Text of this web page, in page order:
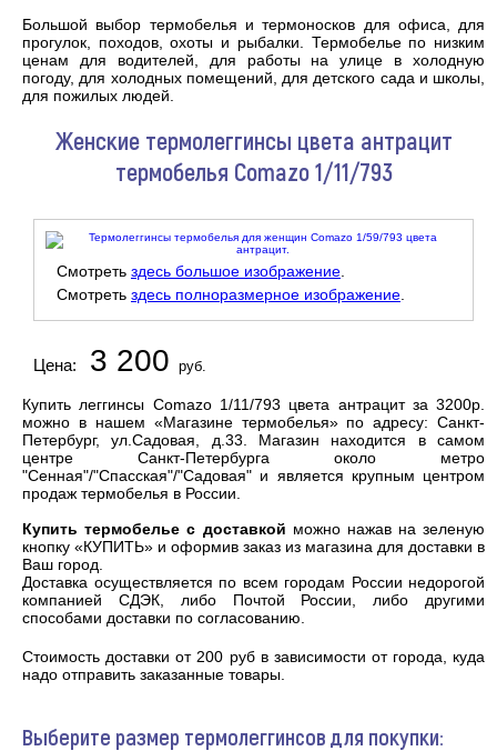
Большой выбор термобелья и термоносков для офиса, для
прогулок, походов, охоты и рыбалки. Термобелье по низким
ценам для водителей, для работы на улице в холодную
погоду, для холодных помещений, для детского сада и школы,
для пожилых людей.
Женские термолеггинсы цвета антрацит
термобелья Comazo 1/11/793
Смотреть здесь большое изображение.
Смотреть здесь полноразмерное изображение.
Цена: 3 200 руб.
Купить леггинсы Comazo 1/11/793 цвета антрацит за 3200р.
можно в нашем «Магазине термобелья» по адресу: Санкт-
Петербург, ул.Садовая, д.33. Магазин находится в самом
центре Санкт-Петербурга около метро
"Сенная"/"Спасская"/"Садовая" и является крупным центром
продаж термобелья в России.
Купить термобелье с доставкой можно нажав на зеленую
кнопку «КУПИТЬ» и оформив заказ из магазина для доставки в
Ваш город.
Доставка осуществляется по всем городам России недорогой
компанией СДЭК, либо Почтой России, либо другими
способами доставки по согласованию.
Cтоимость доставки от 200 руб в зависимости от города, куда
надо отправить заказанные товары.
Выберите размер термолеггинсов для покупки: